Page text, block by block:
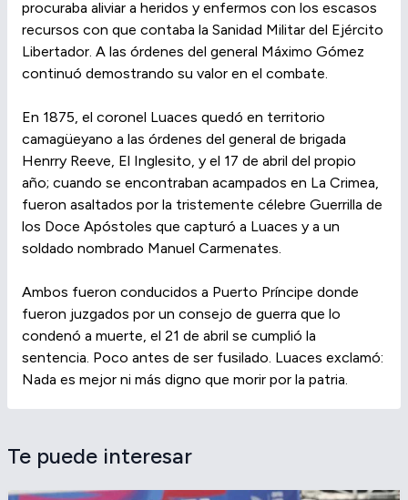
procuraba aliviar a heridos y enfermos con los escasos
recursos con que contaba la Sanidad Militar del Ejército
Libertador. A las órdenes del general Máximo Gómez
continuó demostrando su valor en el combate.
En 1875, el coronel Luaces quedó en territorio
camagüeyano a las órdenes del general de brigada
Henrry Reeve, El Inglesito, y el 17 de abril del propio
año; cuando se encontraban acampados en La Crimea,
fueron asaltados por la tristemente célebre Guerrilla de
los Doce Apóstoles que capturó a Luaces y a un
soldado nombrado Manuel Carmenates.
Ambos fueron conducidos a Puerto Príncipe donde
fueron juzgados por un consejo de guerra que lo
condenó a muerte, el 21 de abril se cumplió la
sentencia. Poco antes de ser fusilado. Luaces exclamó:
Nada es mejor ni más digno que morir por la patria.
Te puede interesar